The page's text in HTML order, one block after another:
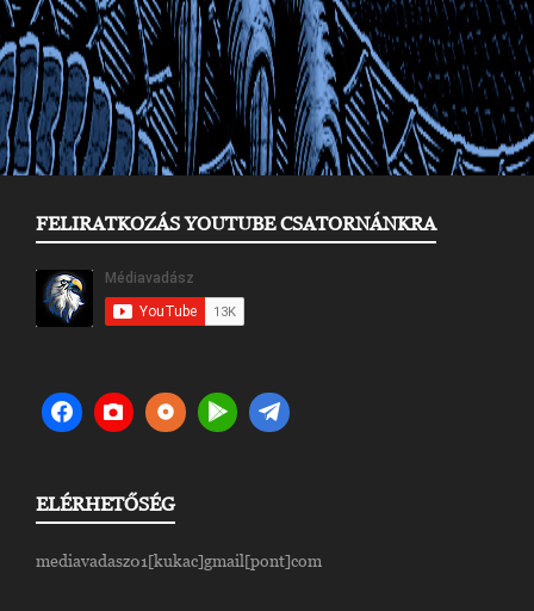
FELIRATKOZÁS YOUTUBE CSATORNÁNKRA
ELÉRHETŐSÉG
mediavadasz01[kukac]gmail[pont]com